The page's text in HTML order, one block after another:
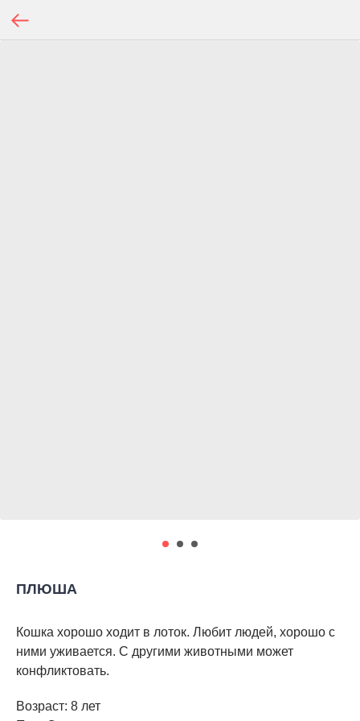
ПЛЮША
Кошка хорошо ходит в лоток. Любит людей, хорошо с
ними уживается. С другими животными может
конфликтовать.
Возраст: 8 лет